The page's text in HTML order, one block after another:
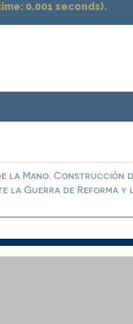
0.001 seconds).
la Mano. Construcción
la Guerra de Reforma y